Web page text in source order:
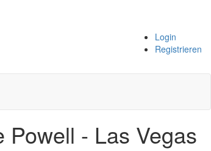
Login
Registrieren
Powell - Las Vegas